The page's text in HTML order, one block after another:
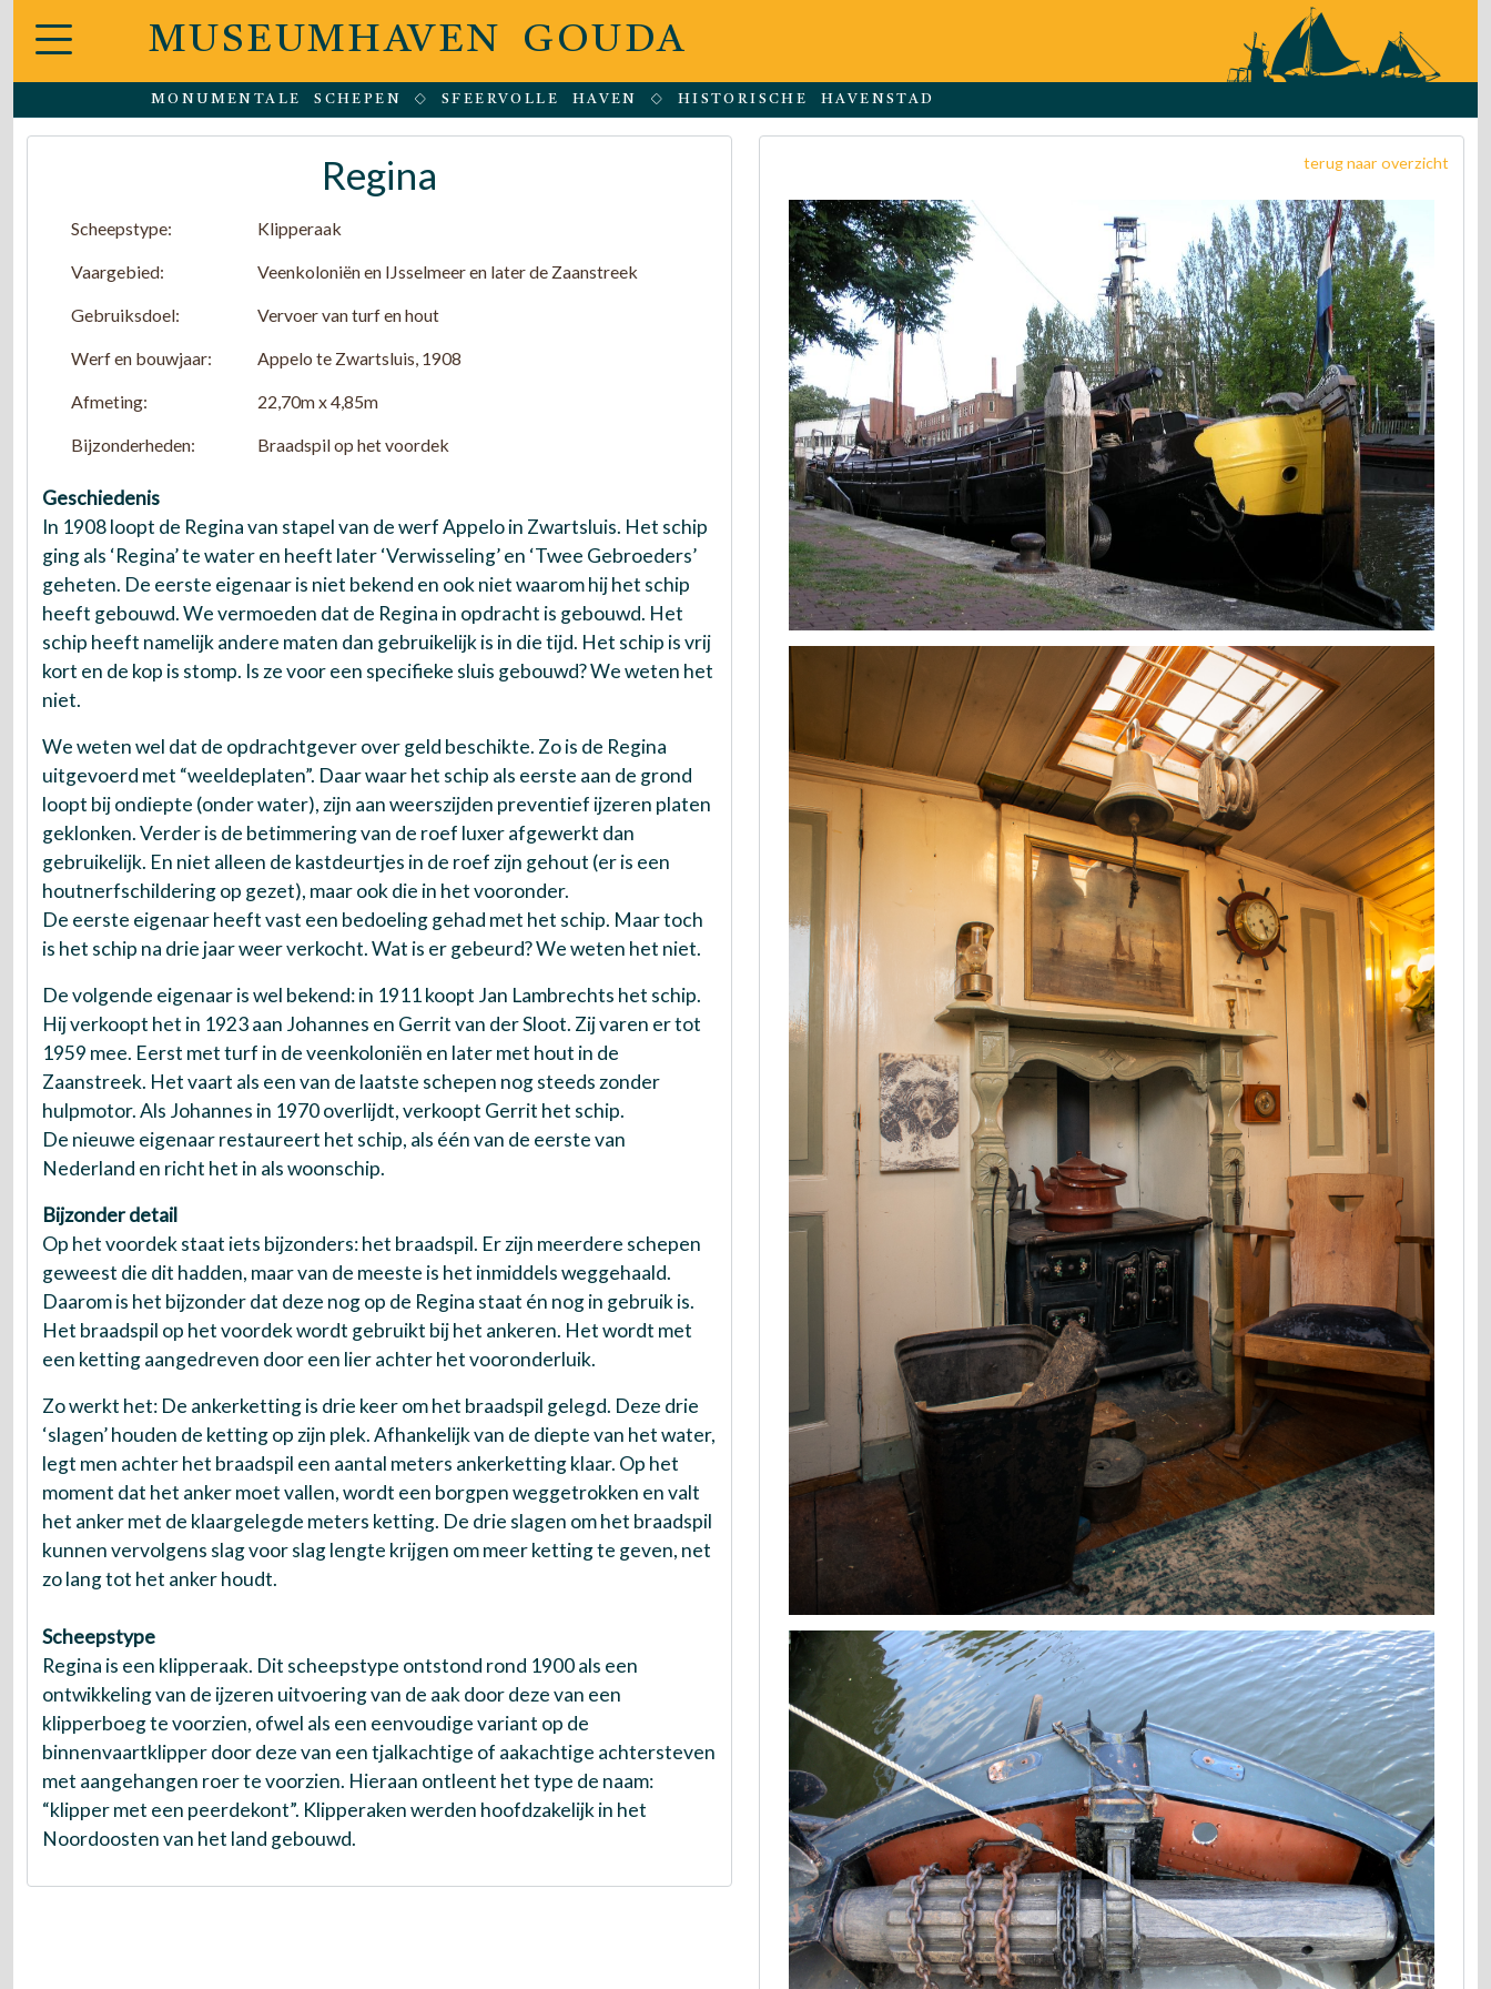
MUSEUMHAVEN GOUDA
MONUMENTALE SCHEPEN SFEERVOLLE HAVEN HISTORISCHE HAVENSTAD
Regina
Scheepstype: Klipperaak
Vaargebied: Veenkoloniën en IJsselmeer en later de Zaanstreek
Gebruiksdoel: Vervoer van turf en hout
Werf en bouwjaar: Appelo te Zwartsluis, 1908
Afmeting: 22,70m x 4,85m
Bijzonderheden: Braadspil op het voordek
Geschiedenis
In 1908 loopt de Regina van stapel van de werf Appelo in Zwartsluis. Het schip
ging als ‘Regina’ te water en heeft later ‘Verwisseling’ en ‘Twee Gebroeders’
geheten. De eerste eigenaar is niet bekend en ook niet waarom hij het schip
heeft gebouwd. We vermoeden dat de Regina in opdracht is gebouwd. Het
schip heeft namelijk andere maten dan gebruikelijk is in die tijd. Het schip is vrij
kort en de kop is stomp. Is ze voor een specifieke sluis gebouwd? We weten het
niet.
We weten wel dat de opdrachtgever over geld beschikte. Zo is de Regina
uitgevoerd met “weeldeplaten”. Daar waar het schip als eerste aan de grond
loopt bij ondiepte (onder water), zijn aan weerszijden preventief ijzeren platen
geklonken. Verder is de betimmering van de roef luxer afgewerkt dan
gebruikelijk. En niet alleen de kastdeurtjes in de roef zijn gehout (er is een
houtnerfschildering op gezet), maar ook die in het vooronder.
De eerste eigenaar heeft vast een bedoeling gehad met het schip. Maar toch
is het schip na drie jaar weer verkocht. Wat is er gebeurd? We weten het niet.
De volgende eigenaar is wel bekend: in 1911 koopt Jan Lambrechts het schip.
Hij verkoopt het in 1923 aan Johannes en Gerrit van der Sloot. Zij varen er tot
1959 mee. Eerst met turf in de veenkoloniën en later met hout in de
Zaanstreek. Het vaart als een van de laatste schepen nog steeds zonder
hulpmotor. Als Johannes in 1970 overlijdt, verkoopt Gerrit het schip.
De nieuwe eigenaar restaureert het schip, als één van de eerste van
Nederland en richt het in als woonschip.
Bijzonder detail
Op het voordek staat iets bijzonders: het braadspil. Er zijn meerdere schepen
geweest die dit hadden, maar van de meeste is het inmiddels weggehaald.
Daarom is het bijzonder dat deze nog op de Regina staat én nog in gebruik is.
Het braadspil op het voordek wordt gebruikt bij het ankeren. Het wordt met
een ketting aangedreven door een lier achter het vooronderluik.
Zo werkt het: De ankerketting is drie keer om het braadspil gelegd. Deze drie
‘slagen’ houden de ketting op zijn plek. Afhankelijk van de diepte van het water,
legt men achter het braadspil een aantal meters ankerketting klaar. Op het
moment dat het anker moet vallen, wordt een borgpen weggetrokken en valt
het anker met de klaargelegde meters ketting. De drie slagen om het braadspil
kunnen vervolgens slag voor slag lengte krijgen om meer ketting te geven, net
zo lang tot het anker houdt.
Scheepstype
Regina is een klipperaak. Dit scheepstype ontstond rond 1900 als een
ontwikkeling van de ijzeren uitvoering van de aak door deze van een
klipperboeg te voorzien, ofwel als een eenvoudige variant op de
binnenvaartklipper door deze van een tjalkachtige of aakachtige achtersteven
met aangehangen roer te voorzien. Hieraan ontleent het type de naam:
“klipper met een peerdekont”. Klipperaken werden hoofdzakelijk in het
Noordoosten van het land gebouwd.
terug naar overzicht